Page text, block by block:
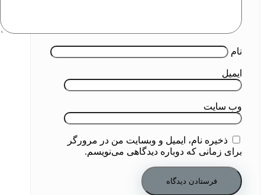
نام
ایمیل
وب‌ سایت
ذخیره نام، ایمیل و وبسایت من در مرورگر
برای زمانی که دوباره دیدگاهی می‌نویسم.